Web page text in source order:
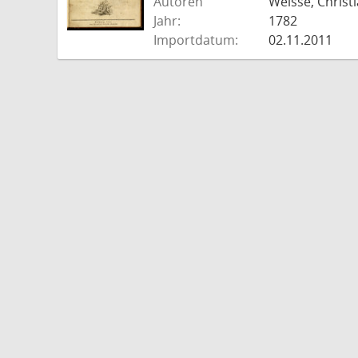
Jahr:
1782
Importdatum:
02.11.2011